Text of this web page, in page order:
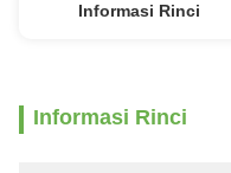
Informasi Rinci
Informasi Rinci